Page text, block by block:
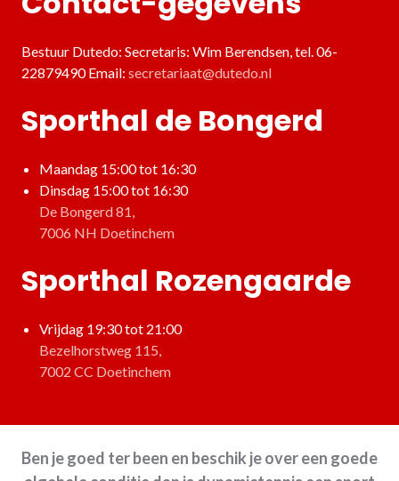
Bestuur Dutedo: Secretaris: Wim Berendsen, tel. 06-
22879490 Email: secretariaat@dutedo.nl
Sporthal de Bongerd
Maandag 15:00 tot 16:30
Dinsdag 15:00 tot 16:30
De Bongerd 81,
7006 NH Doetinchem
Sporthal Rozengaarde
Vrijdag 19:30 tot 21:00
Bezelhorstweg 115,
7002 CC Doetinchem
Ben je goed ter been en beschik je over een goede